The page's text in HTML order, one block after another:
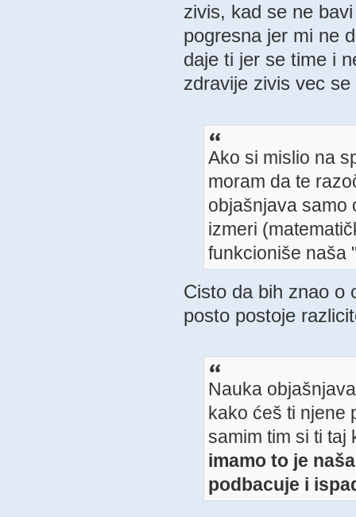
zivis, kad se ne
pogresna jer mi ne
daje ti jer se time i
zdravije zivis vec
Ako si mislio na
moram da te
objašnjava samo
izmeri
funkcioniše naša
Cisto da bih znao o
posto postoje
Nauka
kako ćeš ti njene
samim tim si ti
imamo to je
podbacuje i